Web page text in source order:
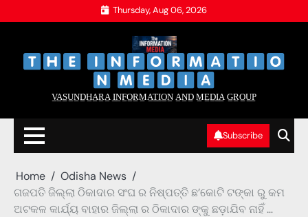
to
Thursday, Aug 06, 2026
V̲A̲S̲U̲N̲D̲H̲A̲R̲A̲ I̲N̲F̲O̲R̲M̲A̲T̲I̲O̲N̲ A̲N̲D̲ M̲E̲D̲I̲A̲ G̲R̲O̲U̲P̲
Subscribe
Home
Odisha News
ଗଜପତି ଜିଲ୍ଲା ଠିକାଦାର ସଂଘ ର ନିଷ୍ପତ୍ତି ଛ’କୋଟି ଟଙ୍କା ରୁ କମ
ଅଟକଳ କାର୍ଯ୍ୟ ବାହାର ଜିଲ୍ଲା ର ଠିକାଦାର ଙ୍କୁ ଛଡ଼ାଯିବ ନାହିଁ …